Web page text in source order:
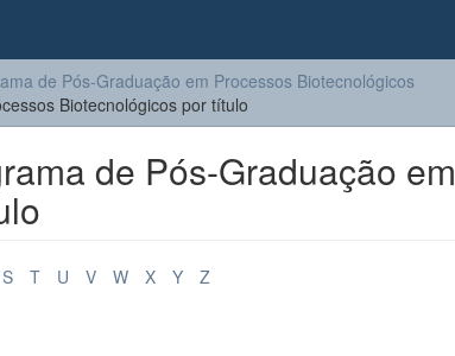
de Pós-Graduação em Processos Biotecnológicos
Biotecnológicos por título
de Pós-Graduação em
S T U V W X Y Z